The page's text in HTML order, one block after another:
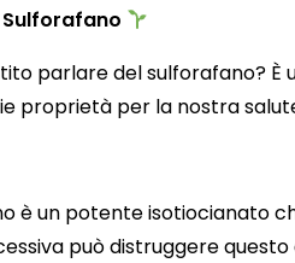
parlare del sulforafano?
proprietà per la nostra
è un potente isotiocianato
può distruggere